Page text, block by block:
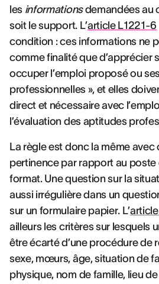
les informationsdemandées au
soit le support. L’article L1221-6
condition : ces informations ne
comme finalité que d’apprécier
occuper l’emploi proposé ou
professionnelles », et elles
direct et nécessaire avec
l’évaluation des aptitudes
La règle est donc la même avec
pertinence par rapport au poste
format. Une question sur la
aussi irrégulière dans un
sur un formulaire papier. L’
ailleurs les critères sur lesquels
être écarté d’une procédure de
sexe, mœurs, âge, situation de
physique, nom de famille, lieu